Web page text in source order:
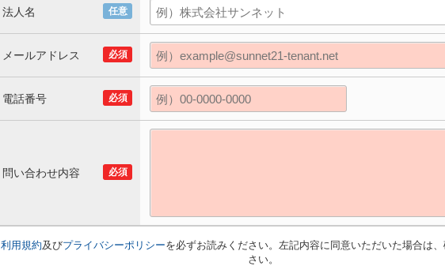
任意
法人名
必須
メールアドレス
必須
電話番号
必須
問い合わせ内容
利用規約及びプライバシーポリシーを必ずお読みください。左記内容に同意いただいた場合は
さい。